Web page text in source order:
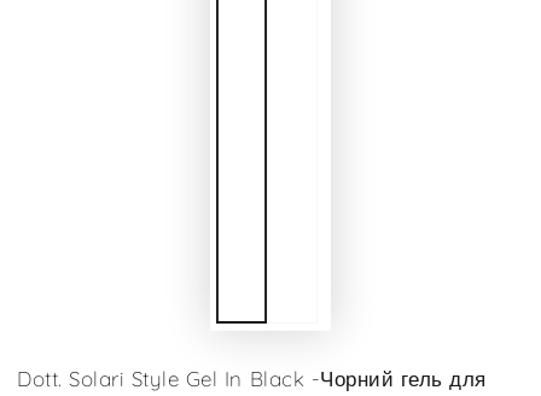
Dott. Solari Style Gel In Black -Чорний гель для